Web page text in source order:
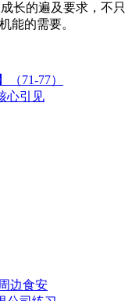
长的遍及要求，不只
能的需要。
（71-77）
心引见
边食安